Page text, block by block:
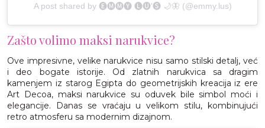
A post shared by 🅔🅜🅜🅨 🅛🅤'🅢 🌙🦋 (@emmy.lus)
Zašto volimo maksi narukvice?
Ove impresivne, velike narukvice nisu samo stilski detalj, već
i deo bogate istorije. Od zlatnih narukvica sa dragim
kamenjem iz starog Egipta do geometrijskih kreacija iz ere
Art Decoa, maksi narukvice su oduvek bile simbol moći i
elegancije. Danas se vraćaju u velikom stilu, kombinujući
retro atmosferu sa modernim dizajnom.